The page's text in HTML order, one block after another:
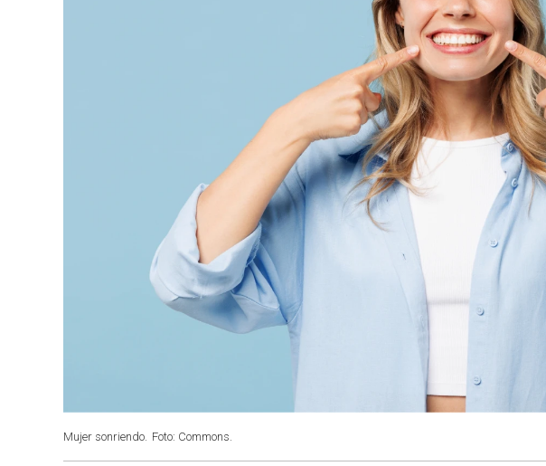
Mujer sonriendo. Foto: Commons.